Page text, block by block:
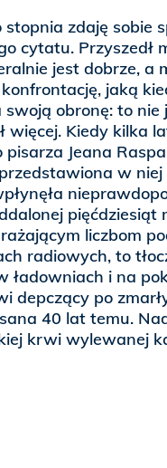
stopnia zdaję sobie
cytatu. Przyszedł
jest dobrze, a
jaką
obronę: to nie
więcej. Kiedy kilka
Jeana
w
pięćdziesiąt
liczbom
radiowych, to
ładowniach i na
depczący po
40 lat temu.
krwi wylewanej